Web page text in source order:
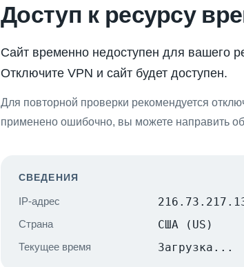
Доступ к ресурсу
Сайт временно недоступен для вашего
Отключите VPN и сайт будет доступен.
Для повторной проверки рекомендуется
применено ошибочно, вы можете направить
СВЕДЕНИЯ
IP-адрес
Страна США (US)
Текущее время Загрузка...